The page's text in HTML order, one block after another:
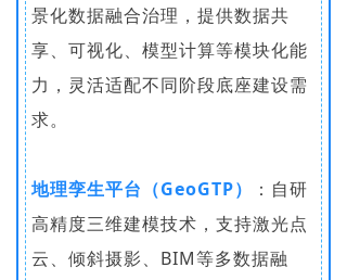
景化数据融合治理，提供数据共
享、可视化、模型计算等模块化能
力，灵活适配不同阶段底座建设需
求。
地理孪生平台（GeoGTP）
：自研
高精度三维建模技术，支持激光点
云、倾斜摄影、BIM等多数据融